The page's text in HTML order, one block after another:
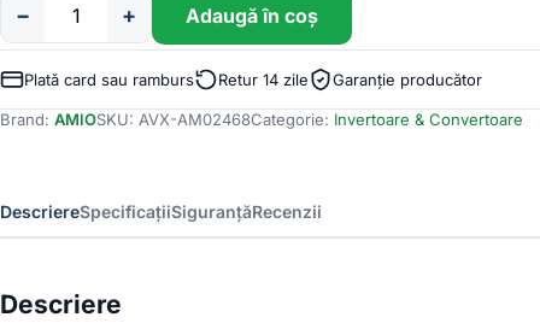
Cantitate
Convertor
de
12V
150W/300W,
2
USB
5V
− + Adaugă în coș
Plată card sau ramburs Retur 14 zile Garanție producător
Brand: AMIOSKU: AVX-AM02468Categorie: Invertoare & Convertoare
DescriereSpecificațiiSiguranțăRecenzii
Descriere